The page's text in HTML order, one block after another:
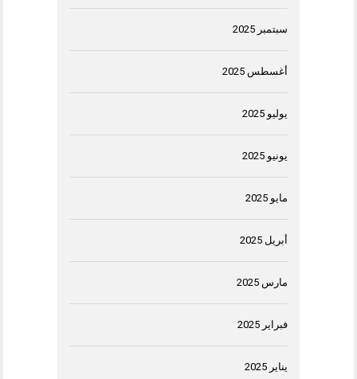
سبتمبر 2025
أغسطس 2025
يوليو 2025
يونيو 2025
مايو 2025
أبريل 2025
مارس 2025
فبراير 2025
يناير 2025